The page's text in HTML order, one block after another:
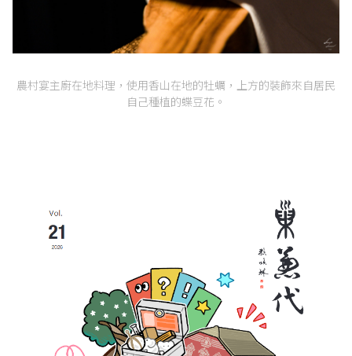
農村宴主廚在地料理，使用香山在地的牡蠣，上方的裝飾來自居民
自己種植的蝶豆花。